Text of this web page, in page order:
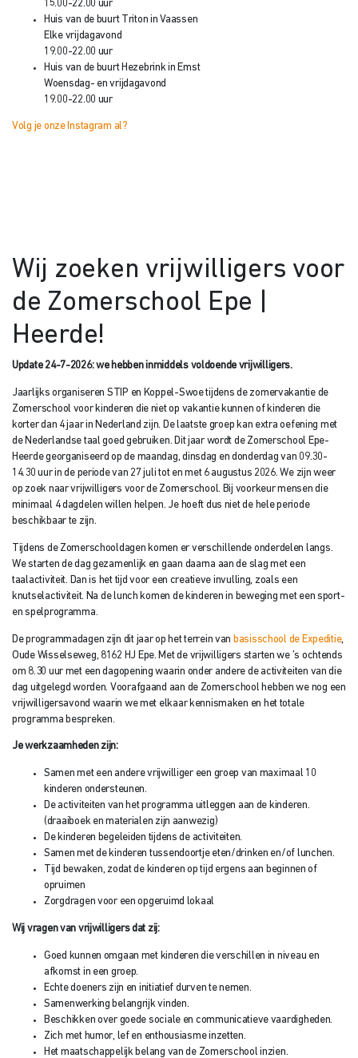
15.00-22.00 uur
Huis van de buurt Triton in Vaassen
Elke vrijdagavond
19.00-22.00 uur
Huis van de buurt Hezebrink in Emst
Woensdag- en vrijdagavond
19.00-22.00 uur
Volg je onze Instagram al?
Wij zoeken vrijwilligers voor
de Zomerschool Epe |
Heerde!
Update 24-7-2026: we hebben inmiddels voldoende vrijwilligers.
Jaarlijks organiseren STIP en Koppel-Swoe tijdens de zomervakantie de
Zomerschool voor kinderen die niet op vakantie kunnen of kinderen die
korter dan 4 jaar in Nederland zijn. De laatste groep kan extra oefening met
de Nederlandse taal goed gebruiken. Dit jaar wordt de Zomerschool Epe-
Heerde georganiseerd op de maandag, dinsdag en donderdag van 09.30-
14.30 uur in de periode van 27 juli tot en met 6 augustus 2026. We zijn weer
op zoek naar vrijwilligers voor de Zomerschool. Bij voorkeur mensen die
minimaal 4 dagdelen willen helpen. Je hoeft dus niet de hele periode
beschikbaar te zijn.
Tijdens de Zomerschooldagen komen er verschillende onderdelen langs.
We starten de dag gezamenlijk en gaan daarna aan de slag met een
taalactiviteit. Dan is het tijd voor een creatieve invulling, zoals een
knutselactiviteit. Na de lunch komen de kinderen in beweging met een sport-
en spelprogramma.
De programmadagen zijn dit jaar op het terrein van basisschool de Expeditie,
Oude Wisselseweg, 8162 HJ Epe. Met de vrijwilligers starten we ’s ochtends
om 8.30 uur met een dagopening waarin onder andere de activiteiten van die
dag uitgelegd worden. Voorafgaand aan de Zomerschool hebben we nog een
vrijwilligersavond waarin we met elkaar kennismaken en het totale
programma bespreken.
Je werkzaamheden zijn:
Samen met een andere vrijwilliger een groep van maximaal 10
kinderen ondersteunen.
De activiteiten van het programma uitleggen aan de kinderen.
(draaiboek en materialen zijn aanwezig)
De kinderen begeleiden tijdens de activiteiten.
Samen met de kinderen tussendoortje eten/drinken en/of lunchen.
Tijd bewaken, zodat de kinderen op tijd ergens aan beginnen of
opruimen
Zorgdragen voor een opgeruimd lokaal
Wij vragen van vrijwilligers dat zij:
Goed kunnen omgaan met kinderen die verschillen in niveau en
afkomst in een groep.
Echte doeners zijn en initiatief durven te nemen.
Samenwerking belangrijk vinden.
Beschikken over goede sociale en communicatieve vaardigheden.
Zich met humor, lef en enthousiasme inzetten.
Het maatschappelijk belang van de Zomerschool inzien.